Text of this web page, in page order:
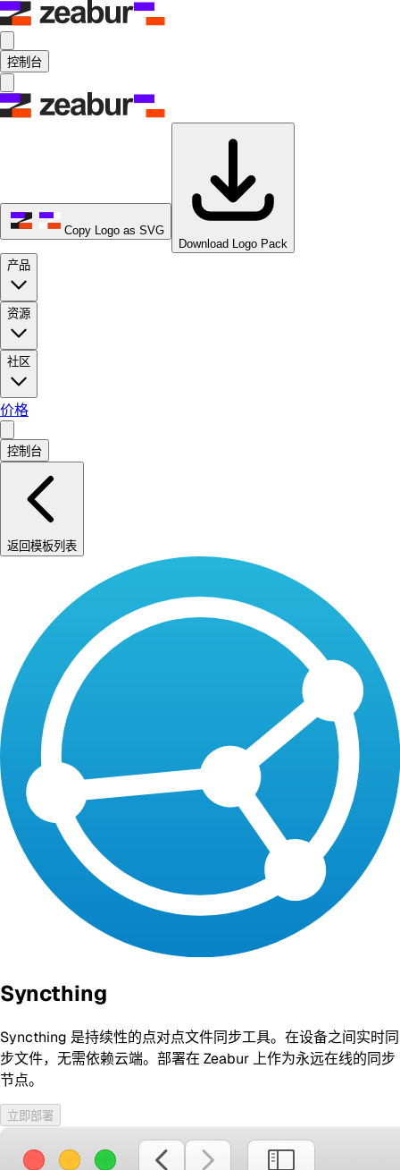
控制台
Copy Logo as SVG
Download Logo Pack
产品
资源
社区
价格
控制台
返回模板列表
Syncthing
Syncthing 是持续性的点对点文件同步工具。在设备之间实时同
步文件，无需依赖云端。部署在 Zeabur 上作为永远在线的同步
节点。
立即部署